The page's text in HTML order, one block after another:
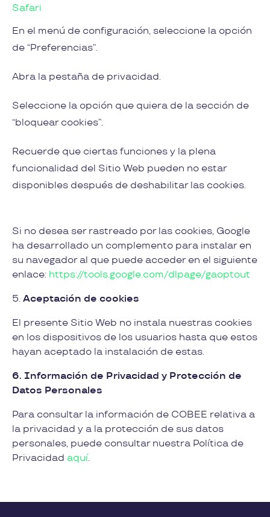
Safari
En el menú de configuración, seleccione la opción
de “Preferencias”.
Abra la pestaña de privacidad.
Seleccione la opción que quiera de la sección de
“bloquear cookies”.
Recuerde que ciertas funciones y la plena
funcionalidad del Sitio Web pueden no estar
disponibles después de deshabilitar las cookies.
Si no desea ser rastreado por las cookies, Google
ha desarrollado un complemento para instalar en
su navegador al que puede acceder en el siguiente
enlace: https://tools.google.com/dlpage/gaoptout
5. Aceptación de cookies
El presente Sitio Web no instala nuestras cookies
en los dispositivos de los usuarios hasta que estos
hayan aceptado la instalación de estas.
6. Información de Privacidad y Protección de
Datos Personales
Para consultar la información de COBEE relativa a
la privacidad y a la protección de sus datos
personales, puede consultar nuestra Política de
Privacidad aquí.